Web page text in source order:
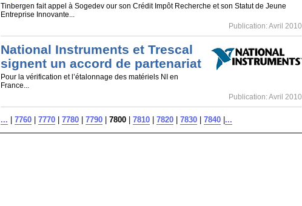
Tinbergen fait appel à Sogedev our son Crédit Impôt Recherche et son Statut de Jeune
Entreprise Innovante...
Publication: Avril 2010
National Instruments et Trescal
signent un accord de partenariat
Pour la vérification et l’étalonnage des matériels NI en
France...
Publication: Avril 2010
... 7760 7770 7780 7790 7800 7810 7820 7830 7840 ...